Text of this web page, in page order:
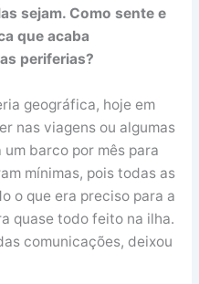
sejam. Como sente e
que acaba
periferias?
geográfica, hoje em
nas viagens ou algumas
barco por mês para
mínimas, pois todas as
o que era preciso para a
quase todo feito na ilha.
comunicações, deixou